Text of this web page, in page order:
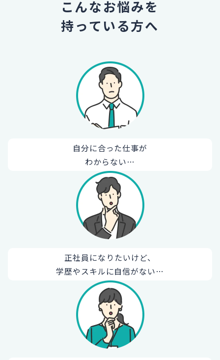
こんなお悩みを
持っている方へ
自分に合った仕事が
わからない…
正社員になりたいけど、
学歴やスキルに自信がない…